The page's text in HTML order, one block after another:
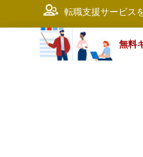
転職支援サービス
無料